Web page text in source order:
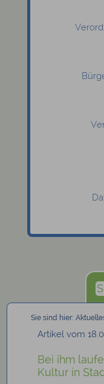
Sie sind hier:
Artikel vom
Bei ihm
Kultur in